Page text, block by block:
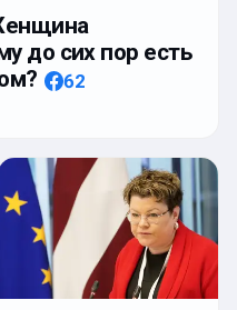
до сих пор есть
62